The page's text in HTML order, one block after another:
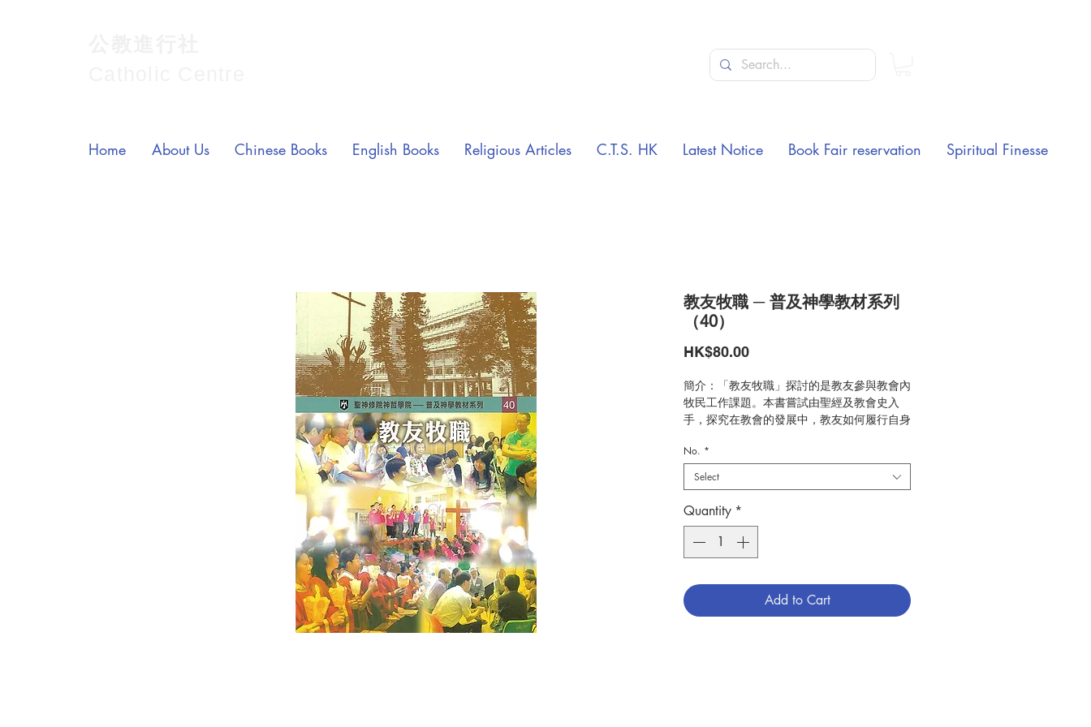
教友牧職 ─ 普及神學教材系列
（40）
HK$80.00Price
簡介：「教友牧職」探討的是教友參與教會內
牧民工作課題。本書嘗試由聖經及教會史入
手，探究在教會的發展中，教友如何履行自身
導中對教友參與教會職務的指引，以及今日有
關教友牧職的神學思想，以期為教友如何參與
教會的職務，拓展天國，成聖自己，聖化他
人，帶來反思和新視野。
編寫：丘建峰
出版日期：2017.04
分類：神學
No. *
Select
Quantity *
Add to Cart
Home About Us Chinese Books English Books Religious Articles C.T.S. HK Latest Notice Book Fair reservation Spiritual Finesse